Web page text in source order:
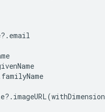
?. email
familyName
?. imageURL(withDimension